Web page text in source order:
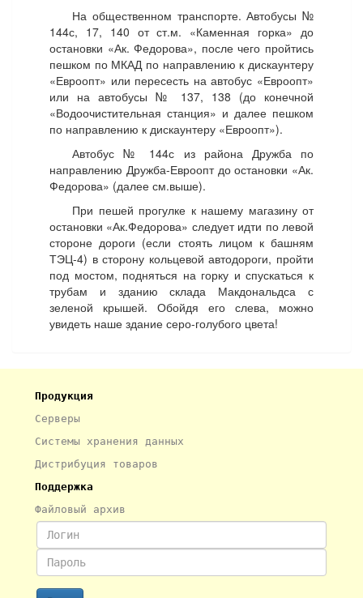
На общественном транспорте. Автобусы №
144с, 17, 140 от ст.м. «Каменная горка» до
остановки «Ак. Федорова», после чего пройтись
пешком по МКАД по направлению к дискаунтеру
«Евроопт» или пересесть на автобус «Евроопт»
или на автобусы № 137, 138 (до конечной
«Водоочистительная станция» и далее пешком
по направлению к дискаунтеру «Евроопт»).
Автобус № 144с из района Дружба по
направлению Дружба-Евроопт до остановки «Ак.
Федорова» (далее см.выше).
При пешей прогулке к нашему магазину от
остановки «Ак.Федорова» следует идти по левой
стороне дороги (если стоять лицом к башням
ТЭЦ-4) в сторону кольцевой автодороги, пройти
под мостом, подняться на горку и спускаться к
трубам и зданию склада Макдональдса с
зеленой крышей. Обойдя его слева, можно
увидеть наше здание серо-голубого цвета!
Продукция
Серверы
Системы хранения данных
Дистрибуция товаров
Поддержка
Файловый архив